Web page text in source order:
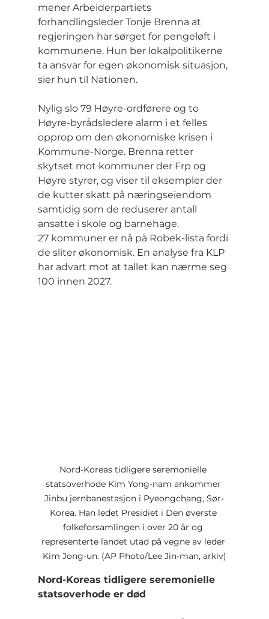
mener Arbeiderpartiets
forhandlingsleder Tonje Brenna at
regjeringen har sørget for pengeløft i
kommunene. Hun ber lokalpolitikerne
ta ansvar for egen økonomisk situasjon,
sier hun til Nationen.
Nylig slo 79 Høyre-ordførere og to
Høyre-byrådsledere alarm i et felles
opprop om den økonomiske krisen i
Kommune-Norge. Brenna retter
skytset mot kommuner der Frp og
Høyre styrer, og viser til eksempler der
de kutter skatt på næringseiendom
samtidig som de reduserer antall
ansatte i skole og barnehage.
27 kommuner er nå på Robek-lista fordi
de sliter økonomisk. En analyse fra KLP
har advart mot at tallet kan nærme seg
100 innen 2027.
Nord-Koreas tidligere seremonielle
statsoverhode Kim Yong-nam ankommer
Jinbu jernbanestasjon i Pyeongchang, Sør-
Korea. Han ledet Presidiet i Den øverste
folkeforsamlingen i over 20 år og
representerte landet utad på vegne av leder
Kim Jong-un. (AP Photo/Lee Jin-man, arkiv)
Nord-Koreas tidligere seremonielle
statsoverhode er død